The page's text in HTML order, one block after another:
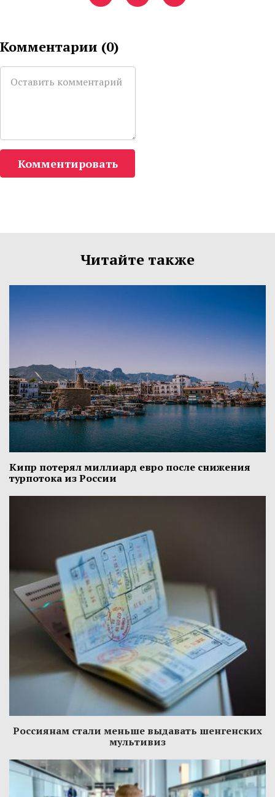
Комментарии (0)
Комментировать
Читайте также
Кипр потерял миллиард евро после снижения
турпотока из России
Россиянам стали меньше выдавать шенгенских
мультивиз